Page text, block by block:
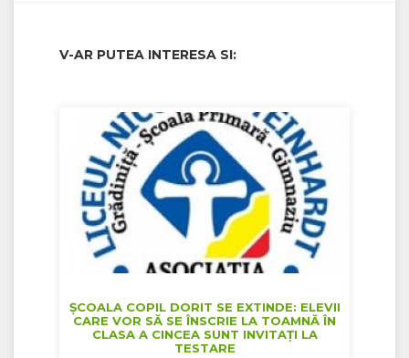
V-AR PUTEA INTERESA SI:
ȘCOALA COPIL DORIT SE EXTINDE: ELEVII
CARE VOR SĂ SE ÎNSCRIE LA TOAMNĂ ÎN
CLASA A CINCEA SUNT INVITAȚI LA
TESTARE